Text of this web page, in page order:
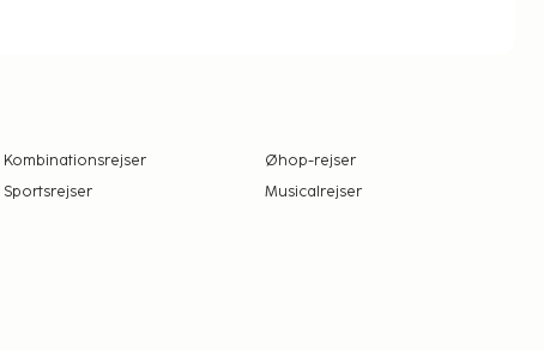
Kombinationsrejser
Øhop-rejser
Sportsrejser Musicalrejser